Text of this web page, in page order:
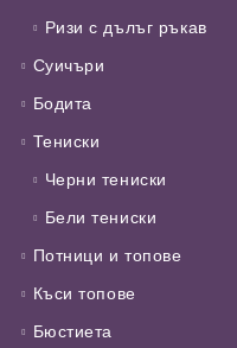
Ризи с дълъг ръкав
Суичъри
Бодита
Тениски
Черни тениски
Бели тениски
Потници и топове
Къси топове
Бюстиета